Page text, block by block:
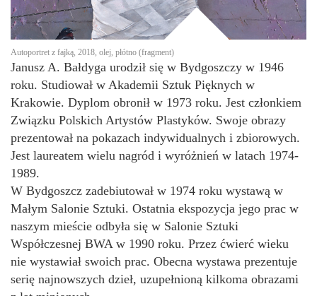
Autoportret z fajką, 2018, olej, płótno (fragment)
Janusz A. Bałdyga urodził się w Bydgoszczy w 1946
roku. Studiował w Akademii Sztuk Pięknych w
Krakowie. Dyplom obronił w 1973 roku. Jest członkiem
Związku Polskich Artystów Plastyków. Swoje obrazy
prezentował na pokazach indywidualnych i zbiorowych.
Jest laureatem wielu nagród i wyróżnień w latach 1974-
1989.
W Bydgoszcz zadebiutował w 1974 roku wystawą w
Małym Salonie Sztuki. Ostatnia ekspozycja jego prac w
naszym mieście odbyła się w Salonie Sztuki
Współczesnej BWA w 1990 roku. Przez ćwierć wieku
nie wystawiał swoich prac. Obecna wystawa prezentuje
serię najnowszych dzieł, uzupełnioną kilkoma obrazami